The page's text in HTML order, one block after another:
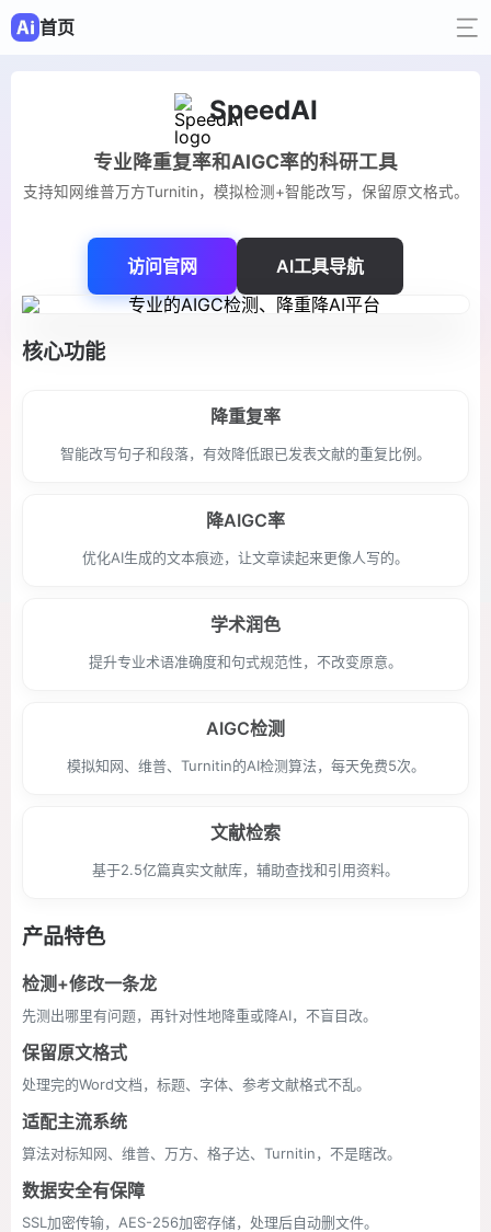
首页
SpeedAI
专业降重复率和AIGC率的科研工具
支持知网维普万方Turnitin，模拟检测+智能改写，保留原文格式。
访问官网 AI工具导航
核心功能
降重复率
智能改写句子和段落，有效降低跟已发表文献的重复比例。
降AIGC率
优化AI生成的文本痕迹，让文章读起来更像人写的。
学术润色
提升专业术语准确度和句式规范性，不改变原意。
AIGC检测
模拟知网、维普、Turnitin的AI检测算法，每天免费5次。
文献检索
基于2.5亿篇真实文献库，辅助查找和引用资料。
产品特色
检测+修改一条龙
先测出哪里有问题，再针对性地降重或降AI，不盲目改。
保留原文格式
处理完的Word文档，标题、字体、参考文献格式不乱。
适配主流系统
算法对标知网、维普、万方、格子达、Turnitin，不是瞎改。
数据安全有保障
SSL加密传输，AES-256加密存储，处理后自动删文件。